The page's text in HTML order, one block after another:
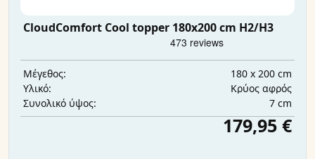
CloudComfort Cool topper 180x200 cm H2/H3
Μέγεθος:
180 x 200 cm
Υλικό:
Κρύος αφρός
Συνολικό ύψος:
7 cm
179,95 €